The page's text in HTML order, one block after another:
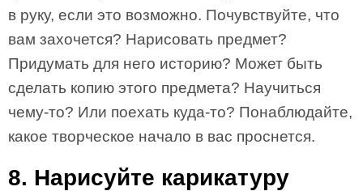
в руку, если это возможно. Почувствуйте, что
вам захочется? Нарисовать предмет?
Придумать для него историю? Может быть
сделать копию этого предмета? Научиться
чему-то? Или поехать куда-то? Понаблюдайте,
какое творческое начало в вас проснется.
8. Нарисуйте карикатуру